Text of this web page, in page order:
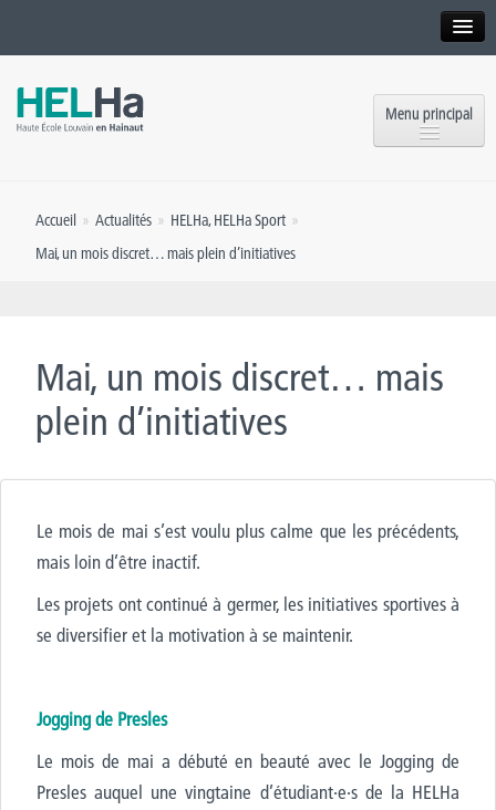
Formation continue et Recherche
Presse
Menu principal
Implantations
Rencontrez-nous
Accueil » Actualités » HELHa,HELHa Sport »
Mai, un mois discret… mais plein d’initiatives
Mai, un mois discret… mais
plein d’initiatives
Le mois de mai s’est voulu plus calme que les précédents,
mais loin d’être inactif.
Les projets ont continué à germer, les initiatives sportives à
se diversifier et la motivation à se maintenir.
Jogging de Presles
Le mois de mai a débuté en beauté avec le Jogging de
Presles auquel une vingtaine d’étudiant·e·s de la HELHa